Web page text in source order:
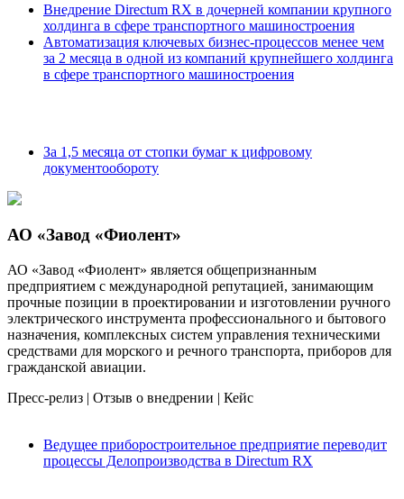
Внедрение Directum RX в дочерней компании крупного
холдинга в сфере транспортного машиностроения
Автоматизация ключевых бизнес-процессов менее чем
за 2 месяца в одной из компаний крупнейшего холдинга
в сфере транспортного машиностроения
За 1,5 месяца от стопки бумаг к цифровому
документообороту
АО «Завод «Фиолент»
АО «Завод «Фиолент» является общепризнанным
предприятием с международной репутацией, занимающим
прочные позиции в проектировании и изготовлении ручного
электрического инструмента профессионального и бытового
назначения, комплексных систем управления техническими
средствами для морского и речного транспорта, приборов для
гражданской авиации.
Пресс-релиз | Отзыв о внедрении | Кейс
Ведущее приборостроительное предприятие переводит
процессы Делопроизводства в Directum RX